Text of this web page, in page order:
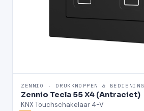
ZENNIO · DRUKKNOPPEN & BEDIENING
Zennio Tecla 55 X4 (Antraciet)
KNX Touchschakelaar 4-V